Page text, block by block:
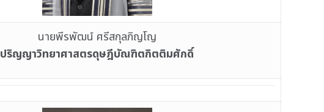
นายพีรพัฒน์ ศรีสกุลภิญโญ
ปริญญาวิทยาศาสตรดุษฎีบัณฑิตกิตติมศักดิ์